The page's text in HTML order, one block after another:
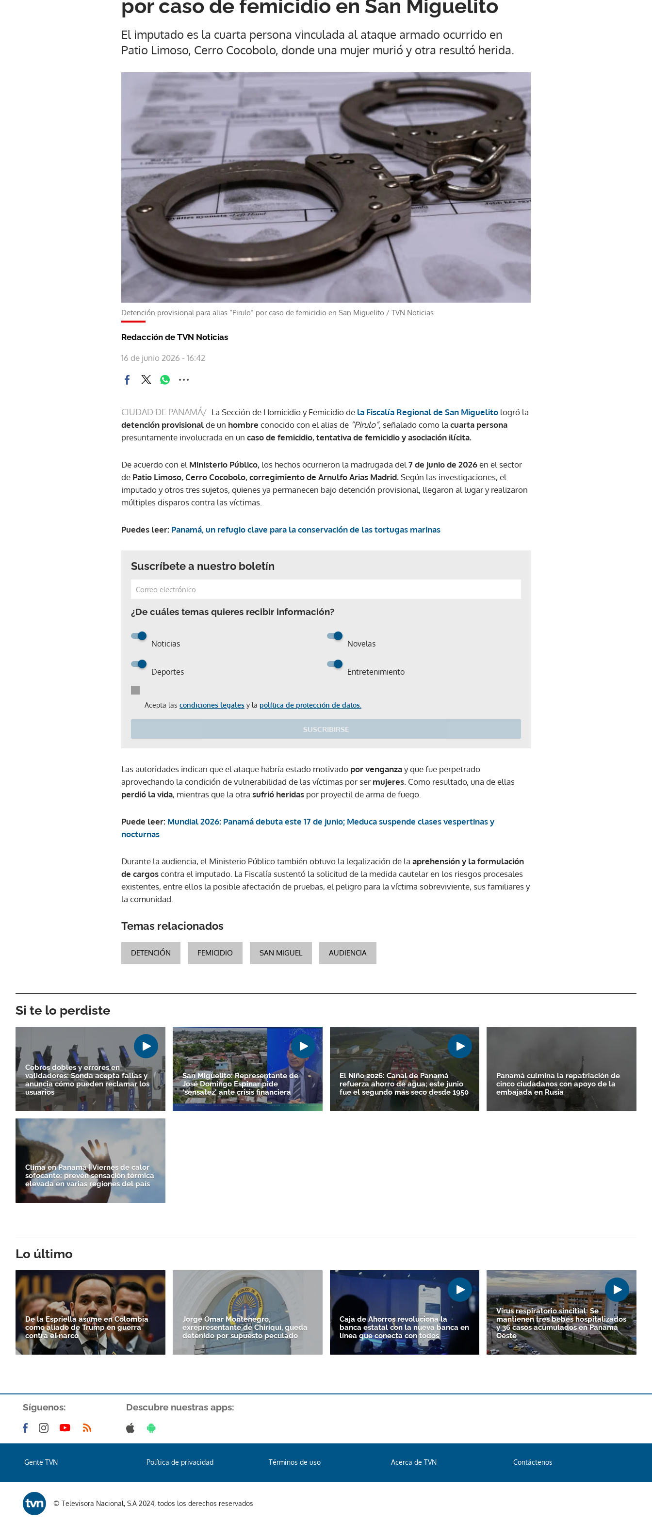
por caso de femicidio en San Miguelito
El imputado es la cuarta persona vinculada al ataque armado ocurrido en
Patio Limoso, Cerro Cocobolo, donde una mujer murió y otra resultó herida.
Detención provisional para alias “Pirulo” por caso de femicidio en San Miguelito / TVN Noticias
Redacción de TVN Noticias
16 de junio 2026 - 16:42
CIUDAD DE PANAMÁ/ La Sección de Homicidio y Femicidio de la Fiscalía Regional de San Miguelito logró la
detención provisionalde un hombre conocido con el alias de “Pirulo”, señalado como la cuarta persona
presuntamente involucrada en un caso de femicidio, tentativa de femicidio y asociación ilícita.
De acuerdo con el Ministerio Público, los hechos ocurrieron la madrugada del 7 de junio de 2026en el sector
de Patio Limoso, Cerro Cocobolo, corregimiento de Arnulfo Arias Madrid.Según las investigaciones, el
imputado y otros tres sujetos, quienes ya permanecen bajo detención provisional, llegaron al lugar y realizaron
múltiples disparos contra las víctimas.
Puedes leer: Panamá, un refugio clave para la conservación de las tortugas marinas
Suscríbete a nuestro boletín
¿De cuáles temas quieres recibir información?
Noticias Novelas
Deportes Entretenimiento
Acepta las condiciones legales y la política de protección de datos.
SUSCRIBIRSE
Gracias por suscribirte a nuestro boletín.
Las autoridades indican que el ataque habría estado motivado por venganzay que fue perpetrado
aprovechando la condición de vulnerabilidad de las víctimas por ser mujeres . Como resultado, una de ellas
perdió la vida, mientras que la otra sufrió heridas por proyectil de arma de fuego.
Puede leer: Mundial 2026: Panamá debuta este 17 de junio; Meduca suspende clases vespertinas y
nocturnas
Durante la audiencia, el Ministerio Público también obtuvo la legalización de la aprehensión y la formulación
de cargoscontra el imputado. La Fiscalía sustentó la solicitud de la medida cautelar en los riesgos procesales
existentes, entre ellos la posible afectación de pruebas, el peligro para la víctima sobreviviente, sus familiares y
la comunidad.
Temas relacionados
DETENCIÓN FEMICIDIO SAN MIGUEL AUDIENCIA
Si te lo perdiste
Cobros dobles y errores en
validadores: Sonda acepta fallas y
anuncia cómo pueden reclamar los
usuarios
San Miguelito: Representante de
José Domingo Espinar pide
'sensatez' ante crisis financiera
El Niño 2026: Canal de Panamá
refuerza ahorro de agua; este junio
fue el segundo más seco desde 1950
Panamá culmina la repatriación de
cinco ciudadanos con apoyo de la
embajada en Rusia
Clima en Panamá | Viernes de calor
sofocante: prevén sensación térmica
elevada en varias regiones del país
Lo último
De la Espriella asume en Colombia
como aliado de Trump en guerra
contra el narco
Jorge Omar Montenegro,
exrepresentante de Chiriquí, queda
detenido por supuesto peculado
Caja de Ahorros revoluciona la
banca estatal con la nueva banca en
línea que conecta con todos
Virus respiratorio sincitial: Se
mantienen tres bebés hospitalizados
y 36 casos acumulados en Panamá
Oeste
Síguenos: Descubre nuestras apps:
Gente TVN Política de privacidad Términos de uso Acerca de TVN Contáctenos
© Televisora Nacional, S.A 2024, todos los derechos reservados